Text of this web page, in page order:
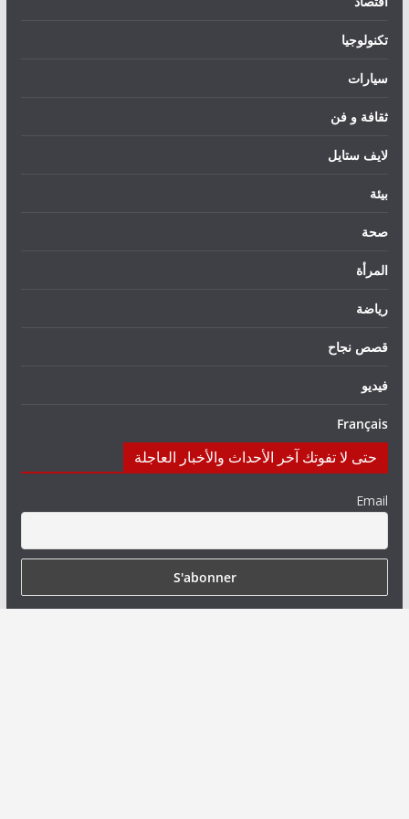
تكنولوجيا
سيارات
ثقافة و فن
لايف ستايل
بيئة
صحة
المرأة
رياضة
قصص نجاح
فيديو
Français
حتى لا تفوتك آخر الأحداث والأخبار العاجلة
Email